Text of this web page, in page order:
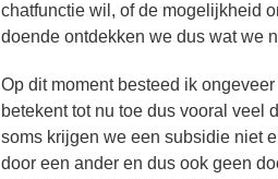
chatfunctie wil, of de mogelijkheid
doende ontdekken we dus wat we
Op dit moment besteed ik
betekent tot nu toe dus vooral veel
soms krijgen we een subsidie niet
door een ander en dus ook geen